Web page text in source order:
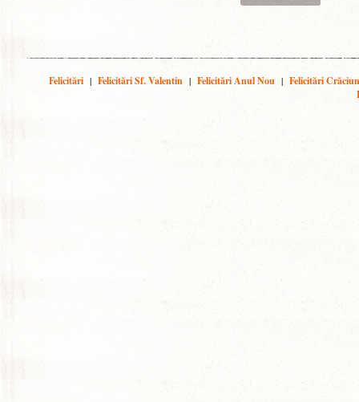
Felicitări | Felicitări Sf. Valentin | Felicitări Anul Nou | Felicitări